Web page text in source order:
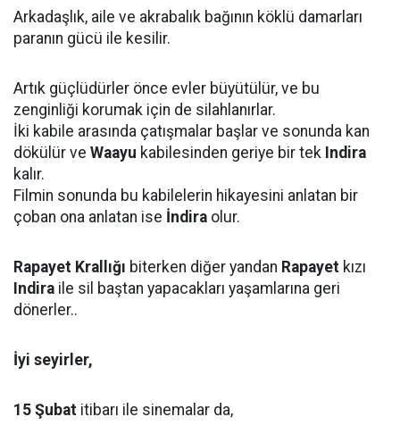
Arkadaşlık, aile ve akrabalık bağının köklü damarları
paranın gücü ile kesilir.
Artık güçlüdürler önce evler büyütülür, ve bu
zenginliği korumak için de silahlanırlar.
İki kabile arasında çatışmalar başlar ve sonunda kan
dökülür ve Waayu kabilesinden geriye bir tek Indira
kalır.
Filmin sonunda bu kabilelerin hikayesini anlatan bir
çoban ona anlatan ise İndira olur.
Rapayet Krallığı biterken diğer yandan Rapayet kızı
Indira ile sil baştan yapacakları yaşamlarına geri
dönerler..
İyi seyirler,
15 Şubat itibarı ile sinemalar da,